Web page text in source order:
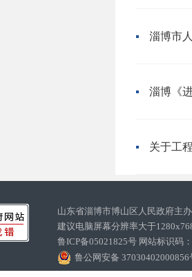
淄博《
山东省淄博市博山区人民政府
建议电脑屏幕分辨率大于
鲁ICP备05021825号 网站标识码
鲁公网安备 37030402000856